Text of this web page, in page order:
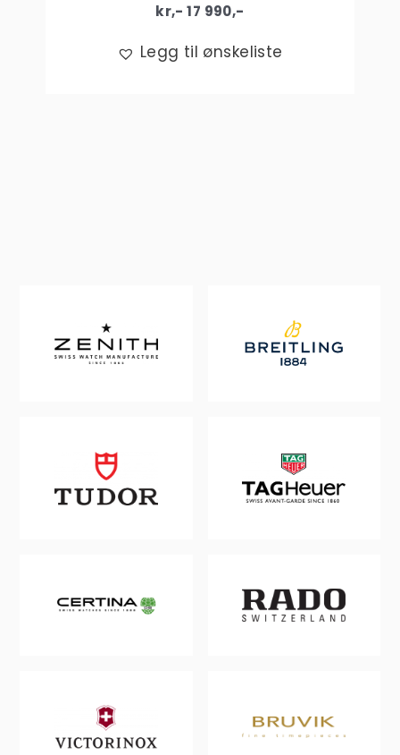
kr,- 17 990,-
Legg til ønskeliste